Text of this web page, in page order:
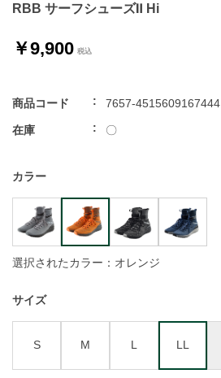
RBB サーフシューズⅡ Hi
￥9,900
商品コード 7657-4515609167444
在庫 〇
カラー
選択されたカラー：オレンジ
サイズ
S M L LL